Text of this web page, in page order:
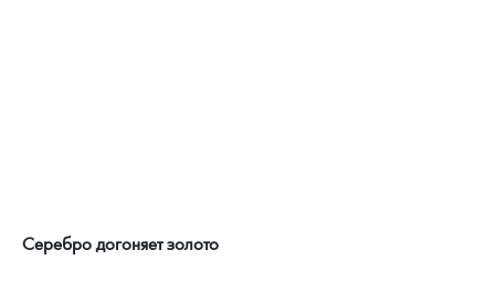
Серебро догоняет золото